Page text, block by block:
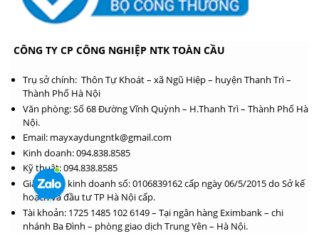
CÔNG TY CP CÔNG NGHIỆP NTK TOÀN CẦU
Trụ sở chính: Thôn Tự Khoát – xã Ngũ Hiệp – huyện Thanh Trì –
Thành Phố Hà Nội
Văn phòng: Số 68 Đường Vĩnh Quỳnh – H.Thanh Trì – Thành Phố Hà
Nội.
Email: mayxaydungntk@gmail.com
Kinh doanh: 094.838.8585
Kỹ thuật: 094.838.8585
Giấy phép kinh doanh số: 0106839162 cấp ngày 06/5/2015 do Sở kế
hoạch và đầu tư TP Hà Nội cấp.
Tài khoản: 1725 1485 102 6149 – Tại ngân hàng Eximbank – chi
nhánh Ba Đình – phòng giao dịch Trung Yên – Hà Nội.